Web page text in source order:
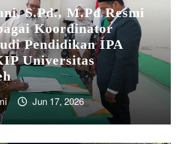
S.Pd., M.Pd Resmi
Koordinator
Pendidikan IPA
Universitas
Jun 17, 2026